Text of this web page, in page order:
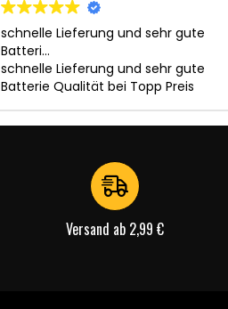
schnelle Lieferung und sehr gute
Batteri…
schnelle Lieferung und sehr gute
Batterie Qualität bei Topp Preis
Versand ab 2,99 €